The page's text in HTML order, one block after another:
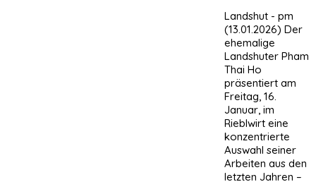
Landshut - pm
(13.01.2026) Der
ehemalige
Landshuter Pham
Thai Ho
präsentiert am
Freitag, 16.
Januar, im
Rieblwirt eine
konzentrierte
Auswahl seiner
Arbeiten aus den
letzten Jahren –